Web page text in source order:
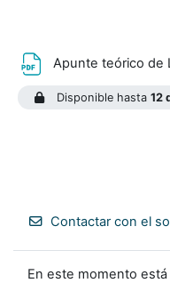
Apunte teórico de
Disponible hasta12
Contactar con el
En este momento